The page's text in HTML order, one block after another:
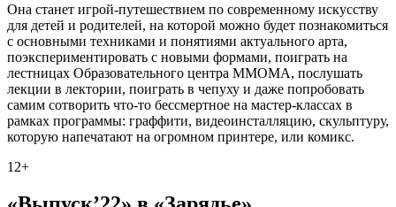
Она станет игрой-путешествием по современному искусству
для детей и родителей, на которой можно будет познакомиться
с основными техниками и понятиями актуального арта,
поэкспериментировать с новыми формами, поиграть на
лестницах Образовательного центра ММОМА, послушать
лекции в лектории, поиграть в чепуху и даже попробовать
самим сотворить что-то бессмертное на мастер-классах в
рамках программы: граффити, видеоинсталляцию, скульптуру,
которую напечатают на огромном принтере, или комикс.
12+